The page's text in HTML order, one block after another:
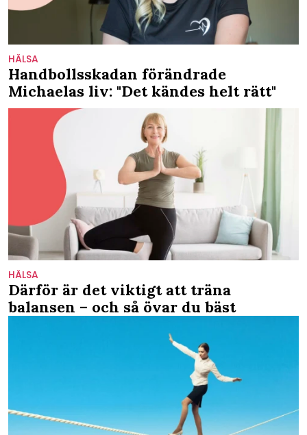
HÄLSA
Handbollsskadan förändrade
Michaelas liv: "Det kändes helt rätt"
HÄLSA
Därför är det viktigt att träna
balansen – och så övar du bäst